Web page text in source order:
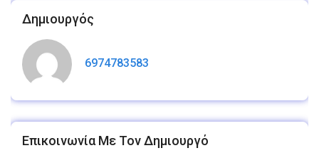
Δημιουργός
6974783583
Επικοινωνία Με Τον Δημιουργό